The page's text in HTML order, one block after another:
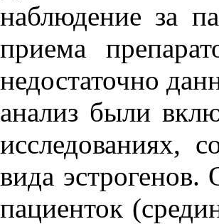
наблюдение за
приема
недостаточно
анализ были
исследованиях,
вида
пациенток